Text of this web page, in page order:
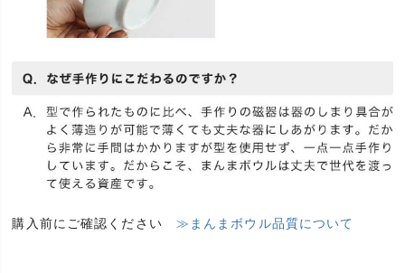
購入前にご確認ください ≫まんまボウル品質について